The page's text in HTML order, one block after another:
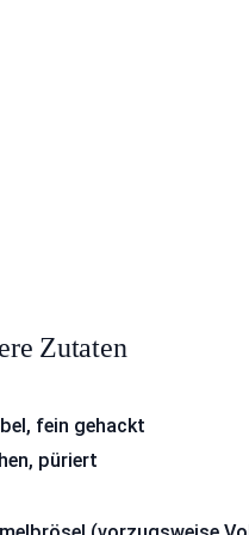
Zutaten
fein gehackt
püriert